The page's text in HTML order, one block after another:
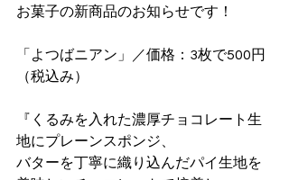
お菓子の新商品のお知らせです！
「よつばニアン」／価格：3枚で500円
（税込み）
『くるみを入れた濃厚チョコレート生
地にプレーンスポンジ、
バターを丁寧に織り込んだパイ生地を